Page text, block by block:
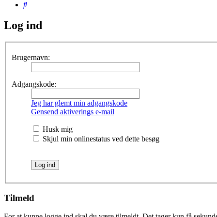
Søg
Log ind
Brugernavn:
Adgangskode:
Jeg har glemt min adgangskode
Gensend aktiverings e-mail
Husk mig
Skjul min onlinestatus ved dette besøg
Tilmeld